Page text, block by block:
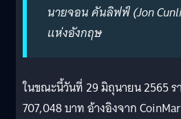
นายจอน คันลิฟฟ์ (Jon
แห่งอังกฤษ
ในขณะนี้วันที่ 29 มิถุนายน 2565
707,048 บาท อ้างอิงจาก